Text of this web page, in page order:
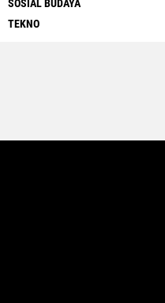
SOSIAL BUDAYA
TEKNO